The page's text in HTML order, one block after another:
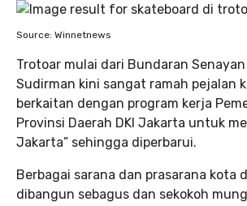
Source: Winnetnews
Trotoar mulai dari Bundaran
Sudirman kini sangat ramah pejalan
berkaitan dengan program kerja
Provinsi Daerah DKI Jakarta untuk
Jakarta” sehingga diperbarui.
Berbagai sarana dan prasarana kota
dibangun sebagus dan sekokoh